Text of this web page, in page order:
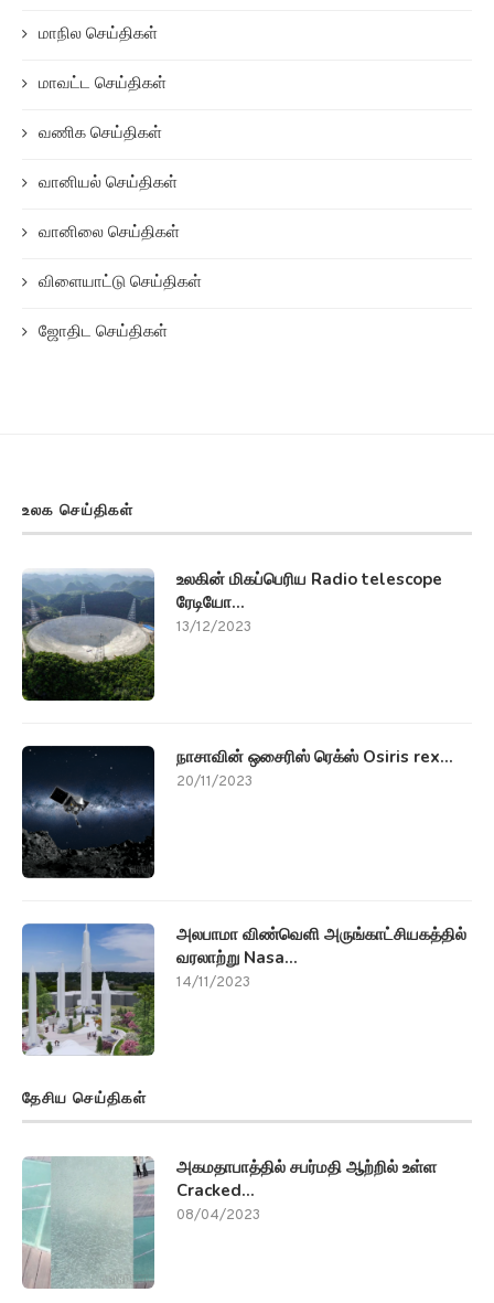
மாநில செய்திகள்
மாவட்ட செய்திகள்
வணிக செய்திகள்
வானியல் செய்திகள்
வானிலை செய்திகள்
விளையாட்டு செய்திகள்
ஜோதிட செய்திகள்
உலக செய்திகள்
உலகின் மிகப்பெரிய Radio telescope
ரேடியோ...
13/12/2023
நாசாவின் ஒசைரிஸ் ரெக்ஸ் Osiris rex...
20/11/2023
அலபாமா விண்வெளி அருங்காட்சியகத்தில்
வரலாற்று Nasa...
14/11/2023
தேசிய செய்திகள்
அகமதாபாத்தில் சபர்மதி ஆற்றில் உள்ள
Cracked...
08/04/2023